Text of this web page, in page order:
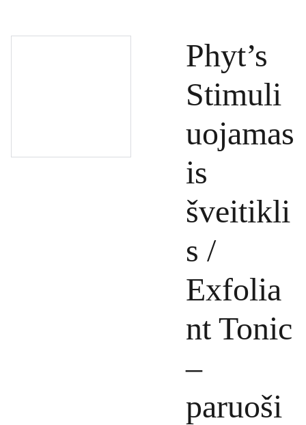
Phyt’s
Stimuli
uojamas
is
šveitikli
s /
Exfolia
nt Tonic
–
paruoši